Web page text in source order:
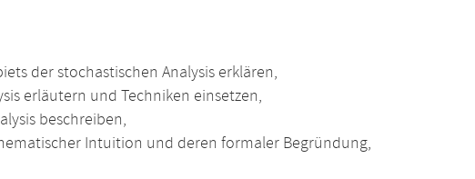
der stochastischen Analysis erklären,
erläutern und Techniken einsetzen,
beschreiben,
Intuition und deren formaler Begründung,